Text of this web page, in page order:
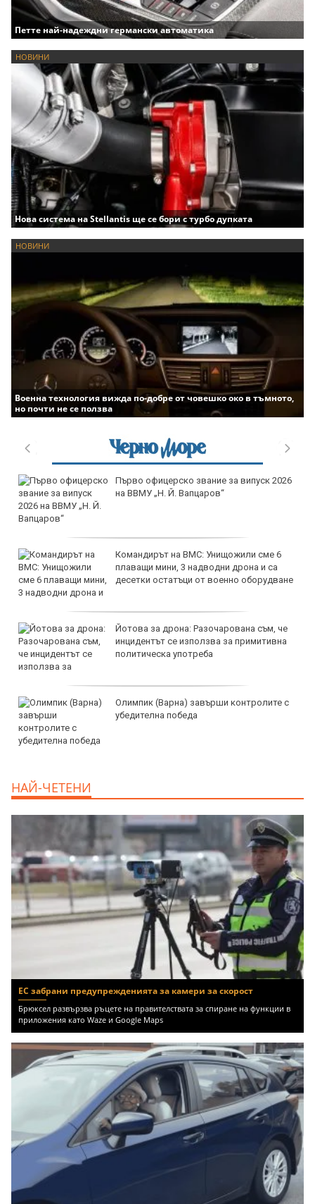
Петте най-надеждни германски автоматика
НОВИНИ
Нова система на Stellantis ще се бори с турбо дупката
НОВИНИ
Военна технология вижда по-добре от човешко око в тъмното,
но почти не се ползва
продава, Тристаен апартамент, 96 m2
Варна, Владиславово, 170000 EUR
продава, Тристаен апартамент, 74 m2
Варна, Владиславово, 149000 EUR
продава, Тристаен апартамент, 74 m2
Варна, Владиславово, 117500 EUR
продава, Едностаен апартамент, 51 m2
Бургас област, с.Лозенец, 88638 EUR
EUR
НАЙ-ЧЕТЕНИ
ЕС забрани предупрежденията за камери за скорост
Брюксел развързва ръцете на правителствата за спиране на функции в
приложения като Waze и Google Maps